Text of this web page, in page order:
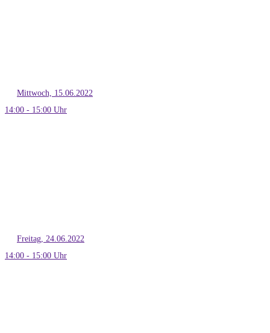
Mittwoch, 15.06.2022
14:00 - 15:00 Uhr
Freitag, 24.06.2022
14:00 - 15:00 Uhr